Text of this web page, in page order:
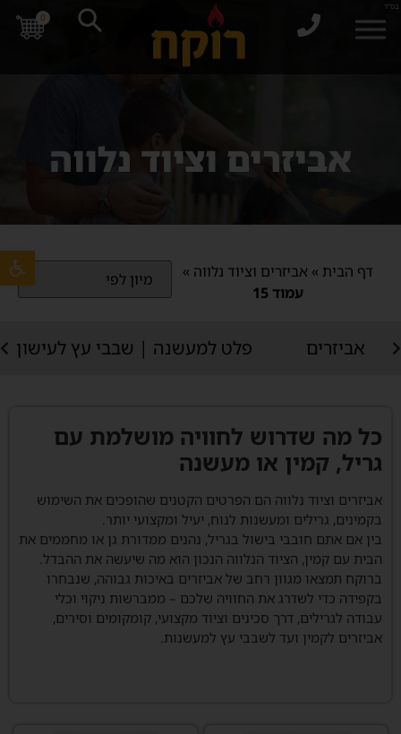
פתח
בס"ד
0
אביזרים וציוד נלווה
דף הבית » אביזרים וציוד נלווה »
עמוד 15
אביזרים פלט למעשנה | שבבי עץ לעישון
כל מה שדרוש לחוויה מושלמת עם
גריל, קמין או מעשנה
אביזרים וציוד נלווה הם הפרטים הקטנים שהופכים את השימוש
בקמינים, גרילים ומעשנות לנוח, יעיל ומקצועי יותר.
בין אם אתם חובבי בישול בגריל, נהנים ממדורת גן או מחממים את
הבית עם קמין, הציוד הנלווה הנכון הוא מה שיעשה את ההבדל.
ברוקח תמצאו מגוון רחב של אביזרים באיכות גבוהה, שנבחרו
בקפידה כדי לשדרג את החוויה שלכם – ממברשות ניקוי וכלי
עבודה לגרילים, דרך סכינים וציוד מקצועי, קומקומים וסירים,
אביזרים לקמין ועד לשבבי עץ למעשנות.